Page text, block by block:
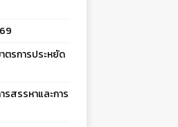
ตรการประหยัด
รสรรหาและการ